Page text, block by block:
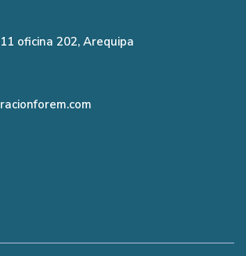
oficina 202, Arequipa